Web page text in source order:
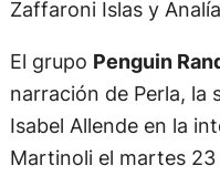
Zaffaroni Islas y
El grupo Penguin
narración de Perla, la
Isabel Allende en la
Martinoli el martes 23